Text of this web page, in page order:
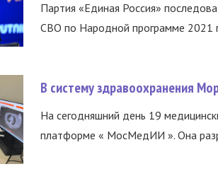
Партия «Единая Россия»
СВО по Народной программе 2021
В систему здравоохранения
На сегодняшний день 19
платформе « МосМедИИ ». Она